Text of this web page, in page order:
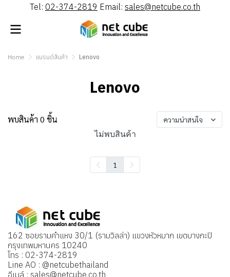
Tel: 02-374-2819 Email: sales@netcube.co.th
Home แบรนด์สินค้า Lenovo
Lenovo
พบสินค้า 0 ชิ้น ความน่าสนใจ
ไม่พบสินค้า
1
162 ซอยรามคำแหง 30/1 (รามวิลล่า) แขวงหัวหมาก เขตบางกะปิ
กรุงเทพมหานคร 10240
โทร : 02-374-2819
Line AO : @netcubethailand
อีเมล์ : sales@netcube.co.th